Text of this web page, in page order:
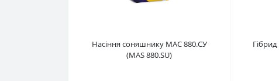
Насіння соняшнику МАС 880.СУ
(MAS 880.SU)